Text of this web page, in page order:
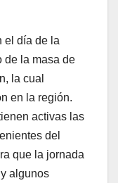
el día de la
de la masa de
la cual
en la región.
activas las
del
que la jornada
algunos